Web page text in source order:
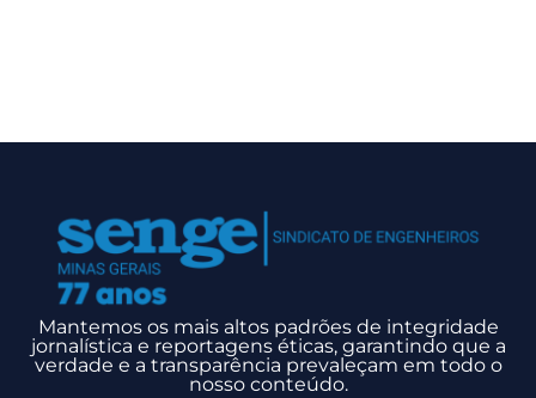
Mantemos os mais altos padrões de integridade
jornalística e reportagens éticas, garantindo que a
verdade e a transparência prevaleçam em todo o
nosso conteúdo.